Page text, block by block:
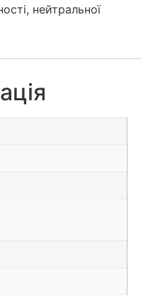
нейтральної